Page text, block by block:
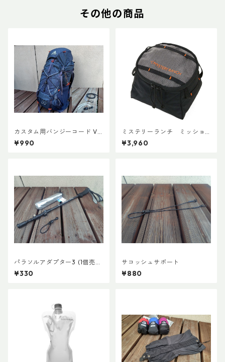
その他の商品
カスタム用バンジーコード Ve
r.3
¥990
ミステリーランチ ミッショ
ンパッキングキューブ S ブラ
ック
¥3,960
パラソルアダプター3 (1個売
り)
¥330
サコッシュサポート
¥880